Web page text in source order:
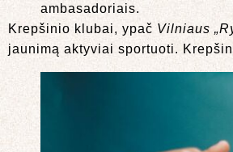
ambasadoriais.
Krepšinio klubai, ypač Vilniaus
jaunimą aktyviai sportuoti.